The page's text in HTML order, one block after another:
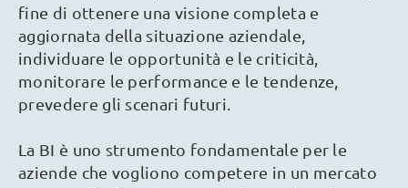
fine di ottenere una visione completa e
aggiornata della situazione aziendale,
individuare le opportunità e le criticità,
monitorare le performance e le tendenze,
prevedere gli scenari futuri.
La BI è uno strumento fondamentale per le
aziende che vogliono competere in un mercato